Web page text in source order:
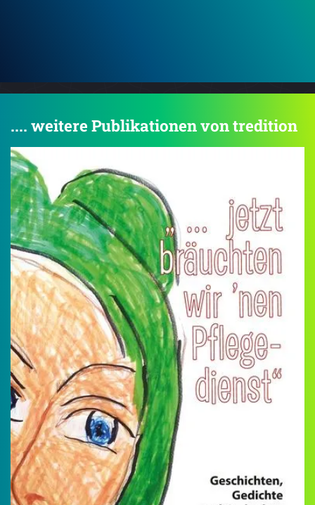
.... weitere Publikationen von tredition